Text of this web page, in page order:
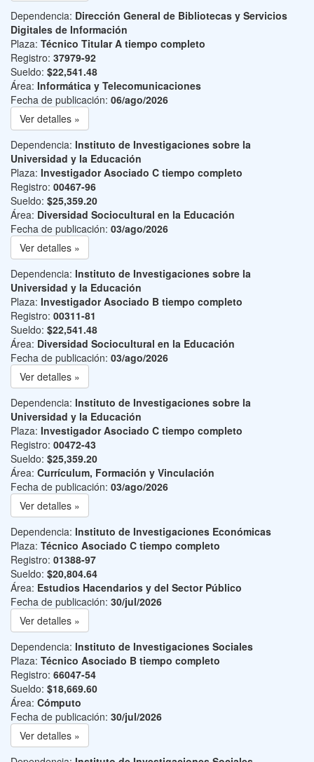
Dependencia: Dirección General de Bibliotecas y Servicios
Digitales de Información
Plaza: Técnico Titular A tiempo completo
Registro: 37979-92
Sueldo: $22,541.48
Área: Informática y Telecomunicaciones
Fecha de publicación: 06/ago/2026
Ver detalles »
Dependencia: Instituto de Investigaciones sobre la
Universidad y la Educación
Plaza: Investigador Asociado C tiempo completo
Registro: 00467-96
Sueldo: $25,359.20
Área: Diversidad Sociocultural en la Educación
Fecha de publicación: 03/ago/2026
Ver detalles »
Dependencia: Instituto de Investigaciones sobre la
Universidad y la Educación
Plaza: Investigador Asociado B tiempo completo
Registro: 00311-81
Sueldo: $22,541.48
Área: Diversidad Sociocultural en la Educación
Fecha de publicación: 03/ago/2026
Ver detalles »
Dependencia: Instituto de Investigaciones sobre la
Universidad y la Educación
Plaza: Investigador Asociado C tiempo completo
Registro: 00472-43
Sueldo: $25,359.20
Área: Currículum, Formación y Vinculación
Fecha de publicación: 03/ago/2026
Ver detalles »
Dependencia: Instituto de Investigaciones Económicas
Plaza: Técnico Asociado C tiempo completo
Registro: 01388-97
Sueldo: $20,804.64
Área: Estudios Hacendarios y del Sector Público
Fecha de publicación: 30/jul/2026
Ver detalles »
Dependencia: Instituto de Investigaciones Sociales
Plaza: Técnico Asociado B tiempo completo
Registro: 66047-54
Sueldo: $18,669.60
Área: Cómputo
Fecha de publicación: 30/jul/2026
Ver detalles »